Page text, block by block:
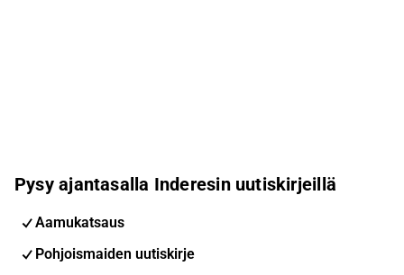
Pysy ajantasalla Inderesin uutiskirjeillä
Aamukatsaus
Pohjoismaiden uutiskirje